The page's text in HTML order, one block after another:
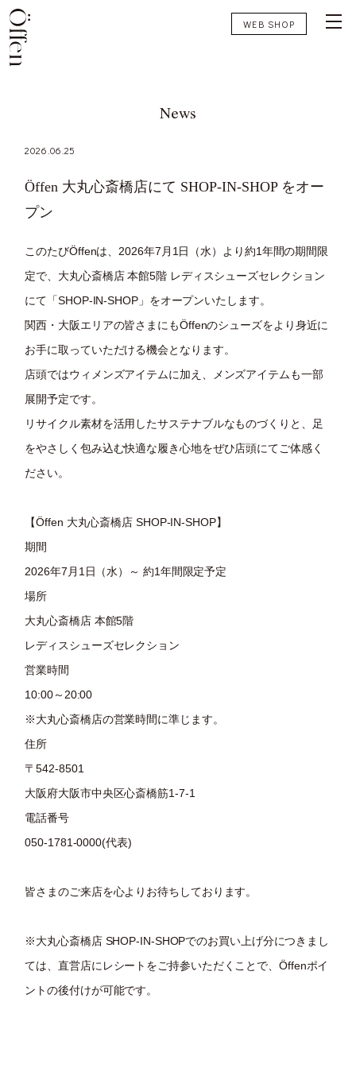
WEB SHOP
News
2026.06.25
Öffen 大丸心斎橋店にて SHOP-IN-SHOP をオー
プン
このたびÖffenは、2026年7月1日（水）より約1年間の期間限
定で、大丸心斎橋店 本館5階 レディスシューズセレクション
にて「SHOP-IN-SHOP」をオープンいたします。
関西・大阪エリアの皆さまにもÖffenのシューズをより身近に
お手に取っていただける機会となります。
店頭ではウィメンズアイテムに加え、メンズアイテムも一部
展開予定です。
リサイクル素材を活用したサステナブルなものづくりと、足
をやさしく包み込む快適な履き心地をぜひ店頭にてご体感く
ださい。
【Öffen 大丸心斎橋店 SHOP-IN-SHOP】
期間
2026年7月1日（水）～ 約1年間限定予定
場所
大丸心斎橋店 本館5階
レディスシューズセレクション
営業時間
10:00～20:00
※大丸心斎橋店の営業時間に準じます。
住所
〒542-8501
大阪府大阪市中央区心斎橋筋1-7-1
電話番号
050-1781-0000(代表)
皆さまのご来店を心よりお待ちしております。
※大丸心斎橋店 SHOP-IN-SHOPでのお買い上げ分につきまし
ては、直営店にレシートをご持参いただくことで、Öffenポイ
ントの後付けが可能です。